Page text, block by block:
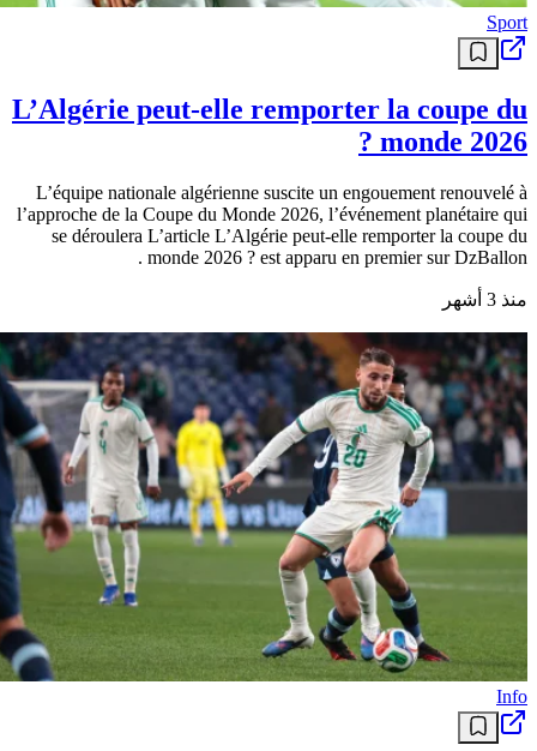
Sport
L’Algérie peut-elle remporter la coupe du
monde 2026 ?
L’équipe nationale algérienne suscite un engouement renouvelé à
l’approche de la Coupe du Monde 2026, l’événement planétaire qui
se déroulera L’article L’Algérie peut-elle remporter la coupe du
monde 2026 ? est apparu en premier sur DzBallon .
منذ 3 أشهر
Info